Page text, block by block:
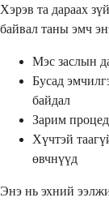
Хэрэв та дараах
байвал таны эмч
Мэс заслын
Бусад
байдал
Зарим
Хүчтэй
өвчнүүд
Энэ нь эхний